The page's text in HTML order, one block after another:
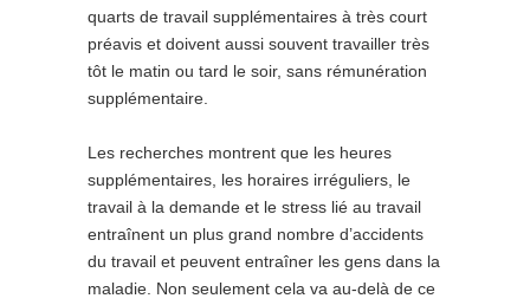
quarts de travail supplémentaires à très court
préavis et doivent aussi souvent travailler très
tôt le matin ou tard le soir, sans rémunération
supplémentaire.
Les recherches montrent que les heures
supplémentaires, les horaires irréguliers, le
travail à la demande et le stress lié au travail
entraînent un plus grand nombre d’accidents
du travail et peuvent entraîner les gens dans la
maladie. Non seulement cela va au-delà de ce